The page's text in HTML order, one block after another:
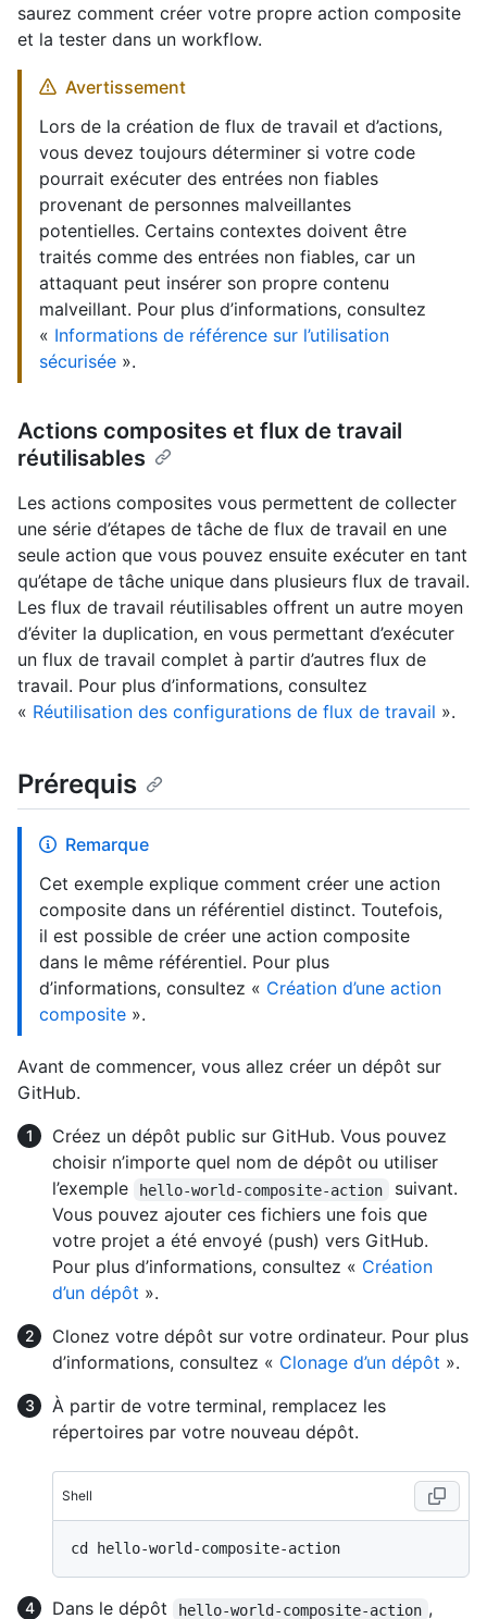
saurez comment créer votre propre action composite
et la tester dans un workflow.
Avertissement
Lors de la création de flux de travail et d’actions,
vous devez toujours déterminer si votre code
pourrait exécuter des entrées non fiables
provenant de personnes malveillantes
potentielles. Certains contextes doivent être
traités comme des entrées non fiables, car un
attaquant peut insérer son propre contenu
malveillant. Pour plus d’informations, consultez
« Informations de référence sur l’utilisation
sécurisée ».
Actions composites et flux de travail
réutilisables
Les actions composites vous permettent de collecter
une série d’étapes de tâche de flux de travail en une
seule action que vous pouvez ensuite exécuter en tant
qu’étape de tâche unique dans plusieurs flux de travail.
Les flux de travail réutilisables offrent un autre moyen
d’éviter la duplication, en vous permettant d’exécuter
un flux de travail complet à partir d’autres flux de
travail. Pour plus d’informations, consultez
« Réutilisation des configurations de flux de travail ».
Prérequis
Remarque
Cet exemple explique comment créer une action
composite dans un référentiel distinct. Toutefois,
il est possible de créer une action composite
dans le même référentiel. Pour plus
d’informations, consultez « Création d’une action
composite ».
Avant de commencer, vous allez créer un dépôt sur
GitHub.
Créez un dépôt public sur GitHub. Vous pouvez
choisir n’importe quel nom de dépôt ou utiliser
l’exemple
hello-world-composite-action
suivant.
Vous pouvez ajouter ces fichiers une fois que
votre projet a été envoyé (push) vers GitHub.
Pour plus d’informations, consultez « Création
d’un dépôt ».
Clonez votre dépôt sur votre ordinateur. Pour plus
d’informations, consultez « Clonage d’un dépôt ».
À partir de votre terminal, remplacez les
répertoires par votre nouveau dépôt.
Shell
Dans le dépôt hello-world-composite-action ,